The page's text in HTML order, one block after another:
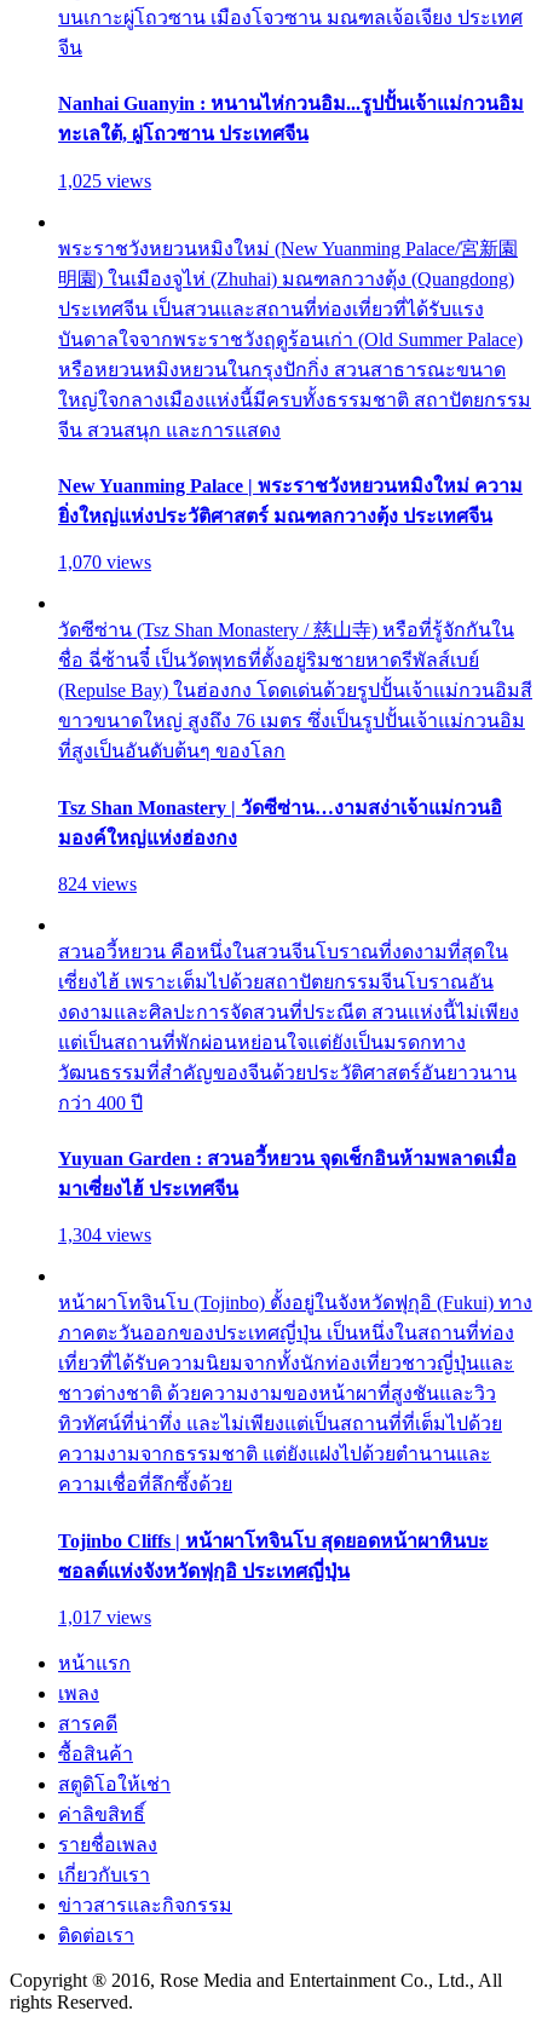
บนเกาะผู่โถวซาน เมืองโจวซาน มณฑลเจ้อเจียง ประเทศ
จีน
Nanhai Guanyin : หนานไห่กวนอิม...รูปปั้นเจ้าแม่กวนอิม
ทะเลใต้, ผู่โถวซาน ประเทศจีน
1,025 views
พระราชวังหยวนหมิงใหม่ (New Yuanming Palace/宮新園
明園) ในเมืองจูไห่ (Zhuhai) มณฑลกวางตุ้ง (Quangdong)
ประเทศจีน เป็นสวนและสถานที่ท่องเที่ยวที่ได้รับแรง
บันดาลใจจากพระราชวังฤดูร้อนเก่า (Old Summer Palace)
หรือหยวนหมิงหยวนในกรุงปักกิ่ง สวนสาธารณะขนาด
ใหญ่ใจกลางเมืองแห่งนี้มีครบทั้งธรรมชาติ สถาปัตยกรรม
จีน สวนสนุก และการแสดง
New Yuanming Palace | พระราชวังหยวนหมิงใหม่ ความ
ยิ่งใหญ่แห่งประวัติศาสตร์ มณฑลกวางตุ้ง ประเทศจีน
1,070 views
วัดซีซ่าน (Tsz Shan Monastery / 慈山寺) หรือที่รู้จักกันใน
ชื่อ ฉี่ซ้านจี๋ เป็นวัดพุทธที่ตั้งอยู่ริมชายหาดรีพัลส์เบย์
(Repulse Bay) ในฮ่องกง โดดเด่นด้วยรูปปั้นเจ้าแม่กวนอิมสี
ขาวขนาดใหญ่ สูงถึง 76 เมตร ซึ่งเป็นรูปปั้นเจ้าแม่กวนอิม
ที่สูงเป็นอันดับต้นๆ ของโลก
Tsz Shan Monastery | วัดซีซ่าน…งามสง่าเจ้าแม่กวนอิ
มองค์ใหญ่แห่งฮ่องกง
824 views
สวนอวี้หยวน คือหนึ่งในสวนจีนโบราณที่งดงามที่สุดใน
เซี่ยงไฮ้ เพราะเต็มไปด้วยสถาปัตยกรรมจีนโบราณอัน
งดงามและศิลปะการจัดสวนที่ประณีต สวนแห่งนี้ไม่เพียง
แต่เป็นสถานที่พักผ่อนหย่อนใจแต่ยังเป็นมรดกทาง
วัฒนธรรมที่สำคัญของจีนด้วยประวัติศาสตร์อันยาวนาน
กว่า 400 ปี
Yuyuan Garden : สวนอวี้หยวน จุดเช็กอินห้ามพลาดเมื่อ
มาเซี่ยงไฮ้ ประเทศจีน
1,304 views
หน้าผาโทจินโบ (Tojinbo) ตั้งอยู่ในจังหวัดฟุกุอิ (Fukui) ทาง
ภาคตะวันออกของประเทศญี่ปุ่น เป็นหนึ่งในสถานที่ท่อง
เที่ยวที่ได้รับความนิยมจากทั้งนักท่องเที่ยวชาวญี่ปุ่นและ
ชาวต่างชาติ ด้วยความงามของหน้าผาที่สูงชันและวิว
ทิวทัศน์ที่น่าทึ่ง และไม่เพียงแต่เป็นสถานที่ที่เต็มไปด้วย
ความงามจากธรรมชาติ แต่ยังแฝงไปด้วยตำนานและ
ความเชื่อที่ลึกซึ้งด้วย
Tojinbo Cliffs | หน้าผาโทจินโบ สุดยอดหน้าผาหินบะ
ซอลต์แห่งจังหวัดฟุกุอิ ประเทศญี่ปุ่น
1,017 views
หน้าแรก
เพลง
สารคดี
ซื้อสินค้า
สตูดิโอให้เช่า
ค่าลิขสิทธิ์
รายชื่อเพลง
เกี่ยวกับเรา
ข่าวสารและกิจกรรม
ติดต่อเรา
Copyright ® 2016, Rose Media and Entertainment Co., Ltd., All
rights Reserved.